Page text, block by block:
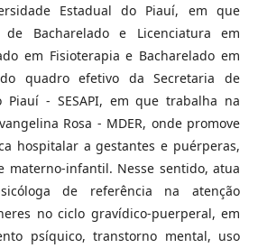
Estadual do Piauí, em que
Bacharelado e Licenciatura em
em Fisioterapia e Bacharelado em
quadro efetivo da Secretaria de
Piauí - SESAPI, em que trabalha na
Rosa - MDER, onde promove
hospitalar a gestantes e puérperas,
materno-infantil. Nesse sentido, atua
de referência na atenção
no ciclo gravídico-puerperal, em
psíquico, transtorno mental, uso